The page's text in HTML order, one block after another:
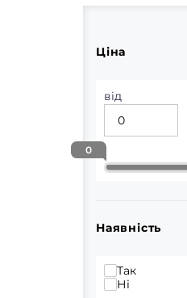
Ціна
від
0
Наявність
Так
Ні